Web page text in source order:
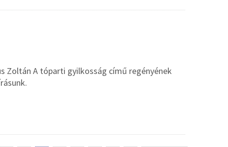
Zoltán A tóparti gyilkosság című regényének